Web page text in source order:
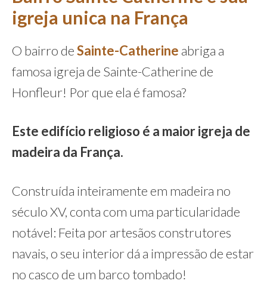
igreja unica na França
O bairro deSainte-Catherine abriga a
famosa igreja de Sainte-Catherine de
Honfleur! Por que ela é famosa?
Este edifício religioso é a maior igreja de
madeira da França.
Construída inteiramente em madeira no
século XV, conta com uma particularidade
notável: Feita por artesãos construtores
navais, o seu interior dá a impressão de estar
no casco de um barco tombado!